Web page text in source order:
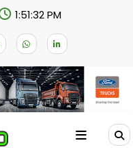
1:51:32 PM